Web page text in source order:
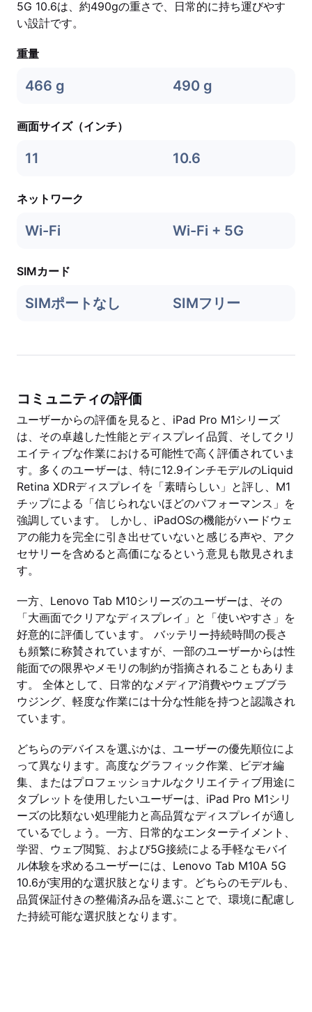
5G 10.6は、約490gの重さで、日常的に持ち運びやす
い設計です。
重量
466 g 490 g
画面サイズ（インチ）
11 10.6
ネットワーク
Wi-Fi Wi-Fi + 5G
SIMカード
SIMポートなし SIMフリー
コミュニティの評価
ユーザーからの評価を見ると、iPad Pro M1シリーズ
は、その卓越した性能とディスプレイ品質、そしてクリ
エイティブな作業における可能性で高く評価されていま
す。多くのユーザーは、特に12.9インチモデルのLiquid
Retina XDRディスプレイを「素晴らしい」と評し、M1
チップによる「信じられないほどのパフォーマンス」を
強調しています。 しかし、iPadOSの機能がハードウェ
アの能力を完全に引き出せていないと感じる声や、アク
セサリーを含めると高価になるという意見も散見されま
す。
一方、Lenovo Tab M10シリーズのユーザーは、その
「大画面でクリアなディスプレイ」と「使いやすさ」を
好意的に評価しています。 バッテリー持続時間の長さ
も頻繁に称賛されていますが、一部のユーザーからは性
能面での限界やメモリの制約が指摘されることもありま
す。 全体として、日常的なメディア消費やウェブブラ
ウジング、軽度な作業には十分な性能を持つと認識され
ています。
どちらのデバイスを選ぶかは、ユーザーの優先順位によ
って異なります。高度なグラフィック作業、ビデオ編
集、またはプロフェッショナルなクリエイティブ用途に
タブレットを使用したいユーザーは、iPad Pro M1シリ
ーズの比類ない処理能力と高品質なディスプレイが適し
ているでしょう。一方、日常的なエンターテイメント、
学習、ウェブ閲覧、および5G接続による手軽なモバイ
ル体験を求めるユーザーには、Lenovo Tab M10A 5G
10.6が実用的な選択肢となります。どちらのモデルも、
品質保証付きの整備済み品を選ぶことで、環境に配慮し
た持続可能な選択肢となります。